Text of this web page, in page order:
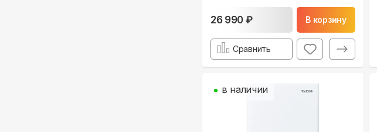
26 990₽ В корзину
Сравнить
в наличии